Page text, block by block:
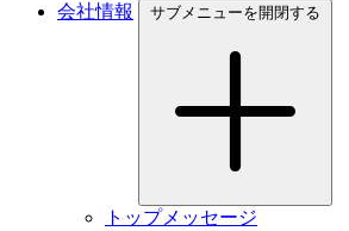
会社情報 サブメニューを開閉する
トップメッセージ